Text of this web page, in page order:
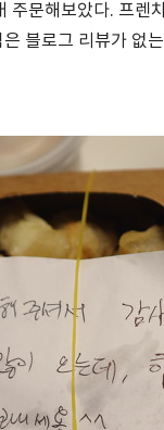
주문해보았다. 프렌
블로그 리뷰가 없